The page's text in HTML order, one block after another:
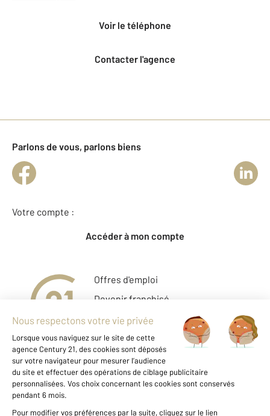
voir le téléphone
Contacter l'agence
Parlons de vous, parlons biens
Votre compte :
Accéder à mon compte
Offres d'emploi
Devenir franchisé
Entreprise et commerce
Fine Homes & Estates
International